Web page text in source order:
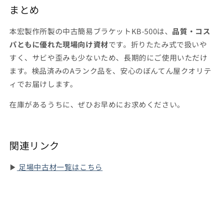
まとめ
本宏製作所製の中古簡易ブラケットKB-500は、 品質・コス
パともに優れた現場向け資材です。折りたたみ式で扱いや
すく、サビや歪みも少ないため、長期的にご使用いただけ
ます。検品済みのAランク品を、安心のぼんてん屋クオリテ
ィでお届けします。
在庫があるうちに、ぜひお早めにお求めください。
関連リンク
▶ 足場中古材一覧はこちら